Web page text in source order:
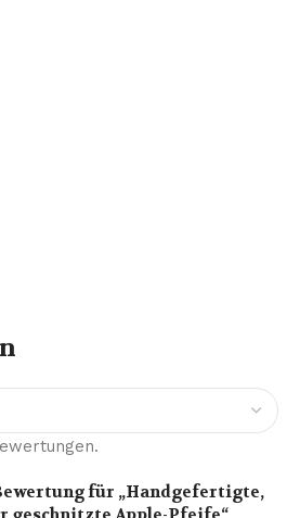
für „Handgefertigte,